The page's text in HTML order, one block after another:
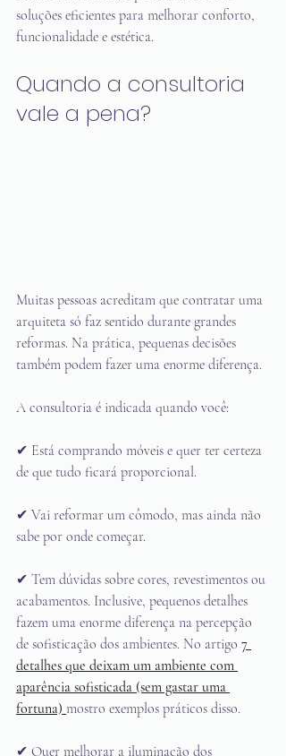
soluções eficientes para melhorar conforto,
funcionalidade e estética.
Quando a consultoria
vale a pena?
Muitas pessoas acreditam que contratar uma
arquiteta só faz sentido durante grandes
reformas. Na prática, pequenas decisões
também podem fazer uma enorme diferença.
A consultoria é indicada quando você:
✔ Está comprando móveis e quer ter certeza
de que tudo ficará proporcional.
✔ Vai reformar um cômodo, mas ainda não
sabe por onde começar.
✔ Tem dúvidas sobre cores, revestimentos ou
acabamentos. Inclusive, pequenos detalhes
fazem uma enorme diferença na percepção
de sofisticação dos ambientes. No artigo 7
detalhes que deixam um ambiente com
aparência sofisticada (sem gastar uma
fortuna) mostro exemplos práticos disso.
✔ Quer melhorar a iluminação dos